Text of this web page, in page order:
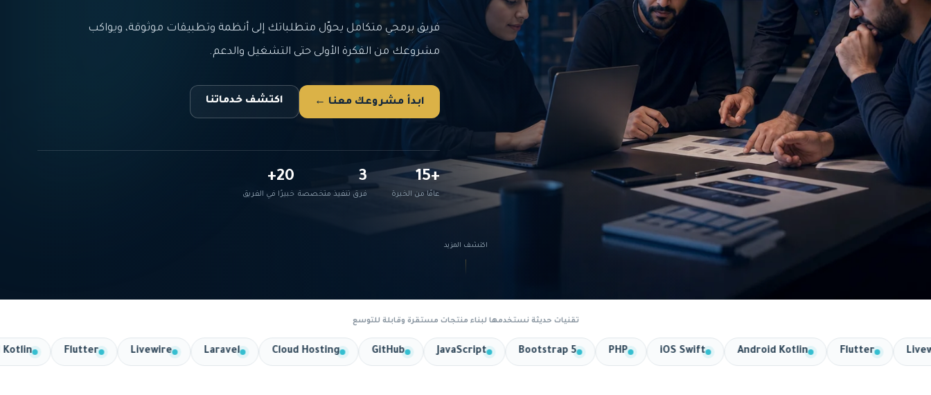
فريق برمجي متكامل يحوّل متطلباتك إلى أنظمة وتطبيقات موثوقة، ويواكب
مشروعك من الفكرة الأولى حتى التشغيل والدعم.
ابدأ مشروعك معنا ← اكتشف خدماتنا
+15
عامًا من الخبرة
3
فرق تنفيذ متخصصة
20+
خبيرًا في الفريق
اكتشف المزيد
تقنيات حديثة نستخدمها لبناء منتجات مستقرة وقابلة للتوسع
Flutter
Android Kotlin
iOS Swift
PHP
Bootstrap 5
JavaScript
GitHub
Cloud Hosting
Laravel
Livewire
Flutter
Android Kotlin